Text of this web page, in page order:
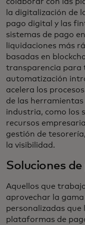
la digitalización de
pago digital y las
sistemas de pago
liquidaciones más
basadas en
transparencia para
automatización
acelera los
de las
industria, como los
recursos
gestión de
la visibilidad.
Soluciones
Aquellos que
aprovechar la
personalizadas que
plataformas de